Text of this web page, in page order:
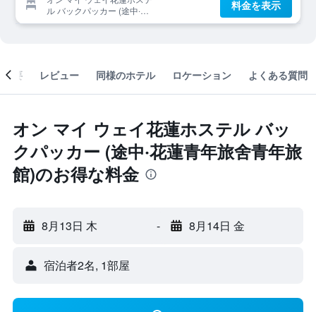
ル バックパッカー (途中‧花
蓮青年旅舍青年旅館)を提供
料金を表示
概要 レビュー 同様のホテル ロケーション よくある質問
オン マイ ウェイ花蓮ホステル バッ
クパッカー (途中‧花蓮青年旅舍青年旅
館)のお得な料金
8月13日 木 - 8月14日 金
宿泊者2名, 1​部屋